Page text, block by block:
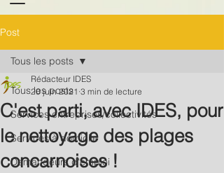
Post
Tous les posts
Services entreprises/collectivités
Services à domicile
Demandeurs d'emploi
Tous les posts
C'est parti, avec IDES, pour
le nettoyage des plages
concarnoises !
Rédacteur IDES
20 juin 2021 3 min de lecture